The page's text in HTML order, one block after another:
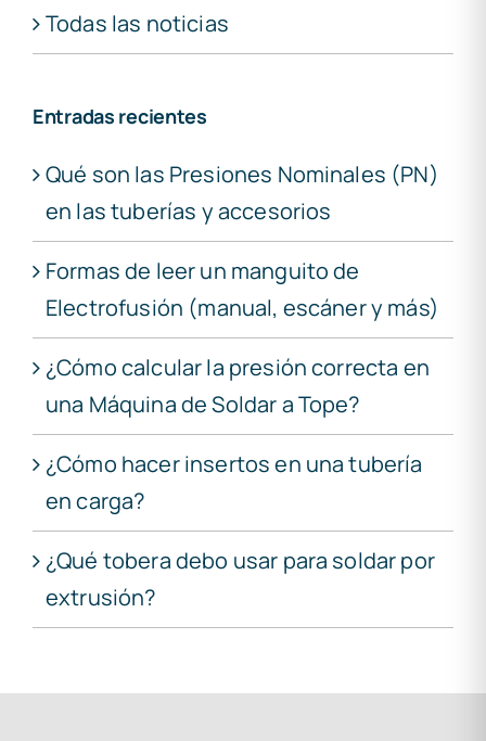
Todas las noticias
Entradas recientes
Qué son las Presiones Nominales (PN)
en las tuberías y accesorios
Formas de leer un manguito de
Electrofusión (manual, escáner y más)
¿Cómo calcular la presión correcta en
una Máquina de Soldar a Tope?
¿Cómo hacer insertos en una tubería
en carga?
¿Qué tobera debo usar para soldar por
extrusión?